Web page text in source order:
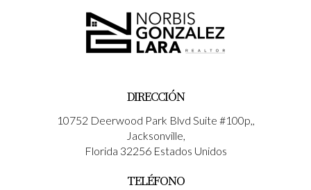
DIRECCIÓN
10752 Deerwood Park Blvd Suite #100p,,
Jacksonville,
Florida 32256 Estados Unidos
TELÉFONO